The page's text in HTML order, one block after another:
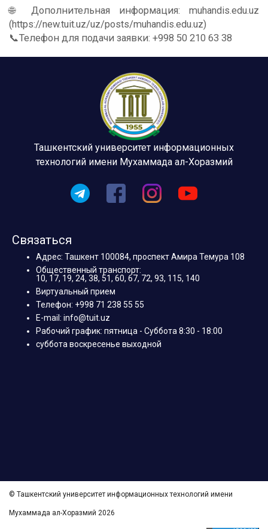
🌐 Дополнительная информация: muhandis.edu.uz
(https://new.tuit.uz/uz/posts/muhandis.edu.uz)
📞Телефон для подачи заявки: +998 50 210 63 38
Ташкентский университет информационных
технологий имени Мухаммада ал-Хоразмий
Связаться
Адрес: Ташкент 100084, проспект Амира Темура 108
Общественный транспорт:
10, 17, 19, 24, 38, 51, 60, 67, 72, 93, 115, 140
Виртуальный прием
Телефон: +998 71 238 55 55
E-mail: info@tuit.uz
Рабочий график: пятница - Суббота 8:30 - 18:00
суббота воскресенье выходной
© Ташкентский университет информационных технологий имени
Мухаммада ал-Хоразмий 2026